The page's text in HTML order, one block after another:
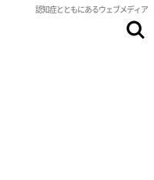
認知症とともにあるウェブメディア